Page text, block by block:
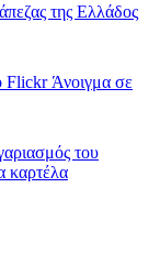
της Ελλάδος
FlickrΆνοιγμα σε
του
καρτέλα